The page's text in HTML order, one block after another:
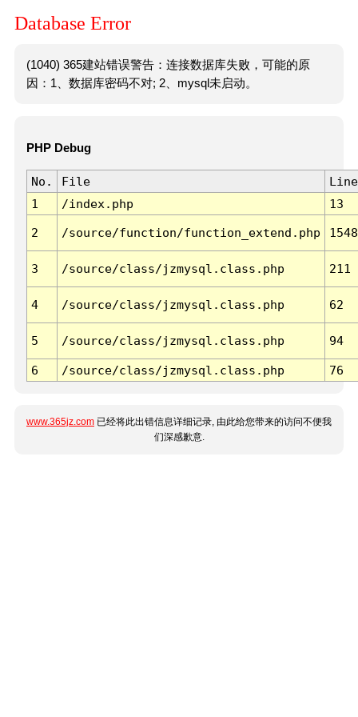
Database Error
(1040) 365建站错误警告：连接数据库失败，可能的原
因：1、数据库密码不对; 2、mysql未启动。
PHP Debug
No. File
Line
1
/index.php 13
2 /source/function/function_extend.php 1548
3 /source/class/jzmysql.class.php 211
4 /source/class/jzmysql.class.php 62
5 /source/class/jzmysql.class.php 94
6 /source/class/jzmysql.class.php 76
www.365jz.com 已经将此出错信息详细记录, 由此给您带来的访问不便我
们深感歉意.